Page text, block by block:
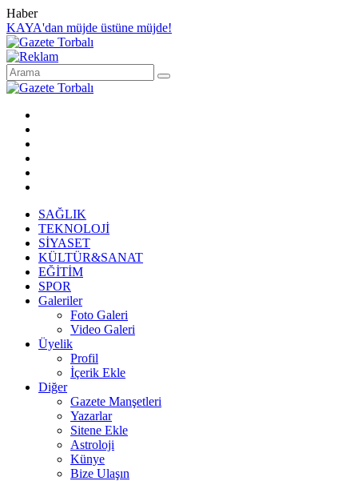
Haber
KAYA'dan müjde üstüne müjde!
SAĞLIK
TEKNOLOJİ
SİYASET
KÜLTÜR&SANAT
EĞİTİM
SPOR
Galeriler
Foto Galeri
Video Galeri
Üyelik
Profil
İçerik Ekle
Diğer
Gazete Manşetleri
Yazarlar
Sitene Ekle
Astroloji
Künye
Bize Ulaşın